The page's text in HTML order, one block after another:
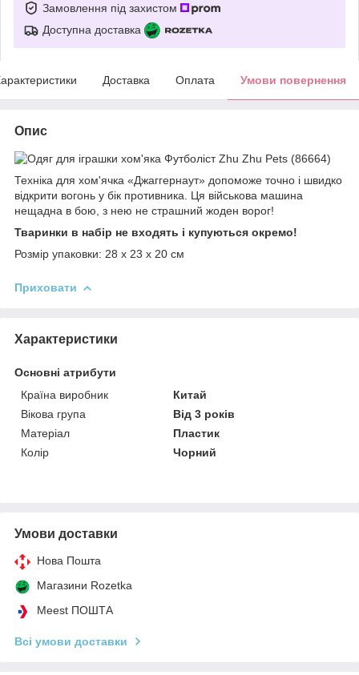
Замовлення під захистом
Доступна доставка
Доставка Оплата Умови повернення
Опис
Техніка для хом'ячка «Джаггернаут» допоможе точно і швидко
відкрити вогонь у бік противника. Ця військова машина
нещадна в бою, з нею не страшний жоден ворог!
Тваринки в набір не входять і купуються окремо!
Розмір упаковки: 28 x 23 x 20 см
Приховати
Характеристики
Основні атрибути
Країна виробник
Китай
Вікова група
Від 3 років
Матеріал
Пластик
Колір
Чорний
Умови доставки
Нова Пошта
Магазини Rozetka
Meest ПОШТА
Всі умови доставки